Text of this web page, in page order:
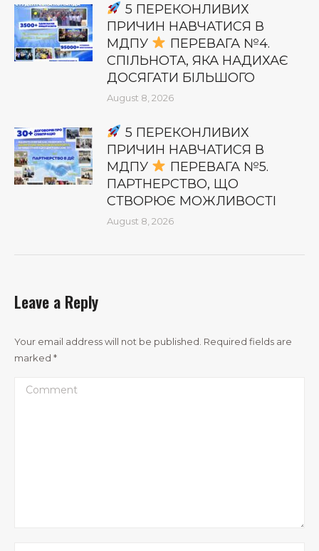
5 ПЕРЕКОНЛИВИХ
ПРИЧИН НАВЧАТИСЯ В
МДПУ
ПЕРЕВАГА №4.
СПІЛЬНОТА, ЯКА НАДИХАЄ
ДОСЯГАТИ БІЛЬШОГО
August 8, 2026
5 ПЕРЕКОНЛИВИХ
ПРИЧИН НАВЧАТИСЯ В
МДПУ
ПЕРЕВАГА №5.
ПАРТНЕРСТВО, ЩО
СТВОРЮЄ МОЖЛИВОСТІ
August 8, 2026
Leave a Reply
Your email address will not be published. Required fields are
marked *
Comment